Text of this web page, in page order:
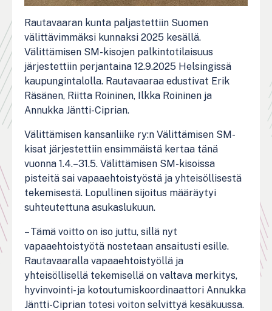
Rautavaaran kunta paljastettiin Suomen
välittävimmäksi kunnaksi 2025 kesällä.
Välittämisen SM-kisojen palkintotilaisuus
järjestettiin perjantaina 12.9.2025 Helsingissä
kaupungintalolla. Rautavaaraa edustivat Erik
Räsänen, Riitta Roininen, Ilkka Roininen ja
Annukka Jäntti-Ciprian.
Välittämisen kansanliike ry:n Välittämisen SM-
kisat järjestettiin ensimmäistä kertaa tänä
vuonna 1.4.–31.5. Välittämisen SM-kisoissa
pisteitä sai vapaaehtoistyöstä ja yhteisöllisestä
tekemisestä. Lopullinen sijoitus määräytyi
suhteutettuna asukaslukuun.
– Tämä voitto on iso juttu, sillä nyt
vapaaehtoistyötä nostetaan ansaitusti esille.
Rautavaaralla vapaaehtoistyöllä ja
yhteisöllisellä tekemisellä on valtava merkitys,
hyvinvointi- ja kotoutumiskoordinaattori Annukka
Jäntti-Ciprian totesi voiton selvittyä kesäkuussa.